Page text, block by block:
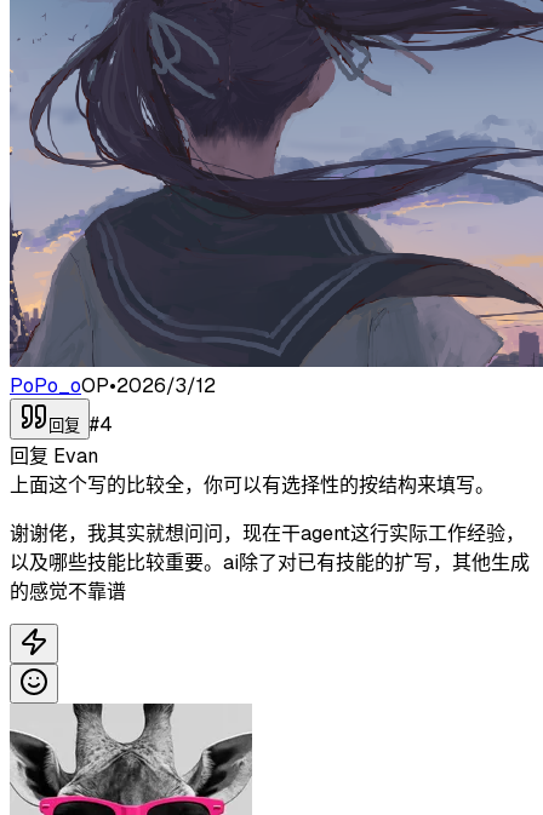
PoPo_oOP•2026/3/12
回复 #4
回复 Evan
上面这个写的比较全，你可以有选择性的按结构来填写。
谢谢佬，我其实就想问问，现在干agent这行实际工作经验，
以及哪些技能比较重要。ai除了对已有技能的扩写，其他生成
的感觉不靠谱